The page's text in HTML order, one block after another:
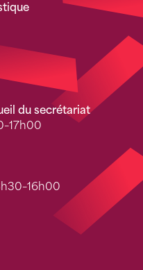
du secrétariat